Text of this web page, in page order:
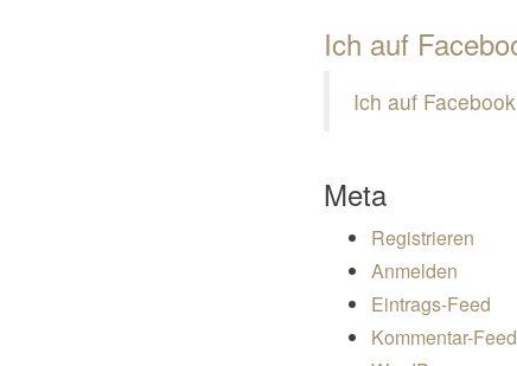
Ich auf
Ich auf Facebook
Meta
Registrieren
Anmelden
Eintrags-Feed
Kommentar-Feed